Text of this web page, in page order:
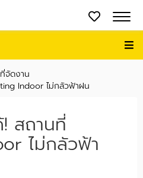
จัดงาน
Indoor ไม่กลัวฟ้าฝน
สถานที่
ไม่กลัวฟ้า